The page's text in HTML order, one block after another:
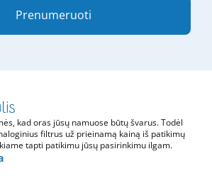
Prenumeruoti
kad oras jūsų namuose būtų švarus. Todėl
filtrus už prieinamą kainą iš patikimų
tapti patikimu jūsų pasirinkimu ilgam.